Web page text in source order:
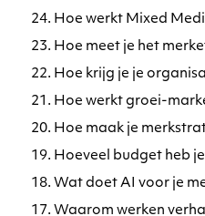
24. Hoe werkt Mixed
23. Hoe meet je het
22. Hoe krijg je je
21. Hoe werkt groei-
20. Hoe maak je
19. Hoeveel budget heb
18. Wat doet AI voor je
17. Waarom werken